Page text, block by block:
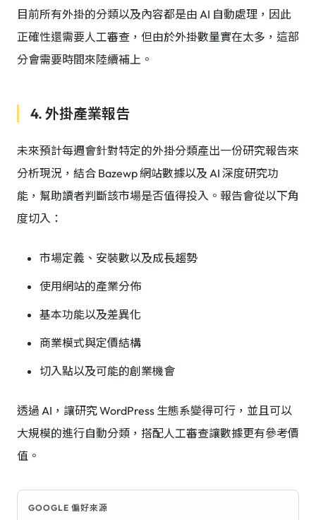
目前所有外掛的分類以及內容都是由 AI 自動處理，因此
正確性還需要人工審查，但由於外掛數量實在太多，這部
分會需要時間來陸續補上。
4. 外掛產業報告
未來預計每週會針對特定的外掛分類產出一份研究報告來
分析現況，結合 Bazewp 網站數據以及 AI 深度研究功
能，幫助讀者判斷該市場是否值得投入。報告會從以下角
度切入：
市場定義、安裝數以及成長趨勢
使用網站的產業分佈
基本功能以及差異化
商業模式與定價結構
切入點以及可能的創業機會
透過 AI，讓研究 WordPress 生態系變得可行，並且可以
大規模的進行自動分類，搭配人工審查讓數據更有參考價
值。
GOOGLE 偏好來源